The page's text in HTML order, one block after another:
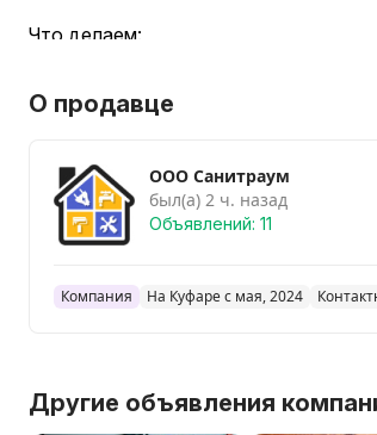
Что делаем:
- Монтаж систем отопления и
- Разводка труб в кухне, ванной,
- Ремонт и установка сантех.
- Устранение засоров
- И прочие сантехнические работы
Работаем в частных домах,
О продавце
ООО Санитраум
был(а) 2 ч. назад
Объявлений: 11
Компания На Куфаре с мая, 2024
Другие объявления